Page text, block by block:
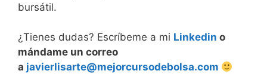
bursátil.
¿Tienes dudas? Escríbeme a mi Linkedin o
mándame un correo
a javierlisarte@mejorcursodebolsa.com